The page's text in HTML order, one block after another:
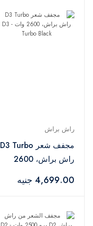
راش براش
مجفف شعر D3 Turbo
راش براش، 2600
4,699.00 جنيه